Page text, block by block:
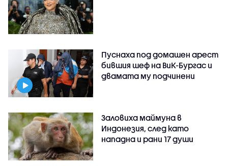
Пуснаха под домашен арест
бившия шеф на ВиК-Бургас и
двамата му подчинени
Заловиха маймуна в
Индонезия, след като
нападна и рани 17 души